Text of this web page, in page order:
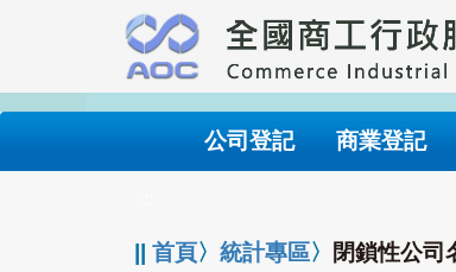
要
內
公司登記 商業登記
||首頁〉統計專區〉 閉鎖性公司